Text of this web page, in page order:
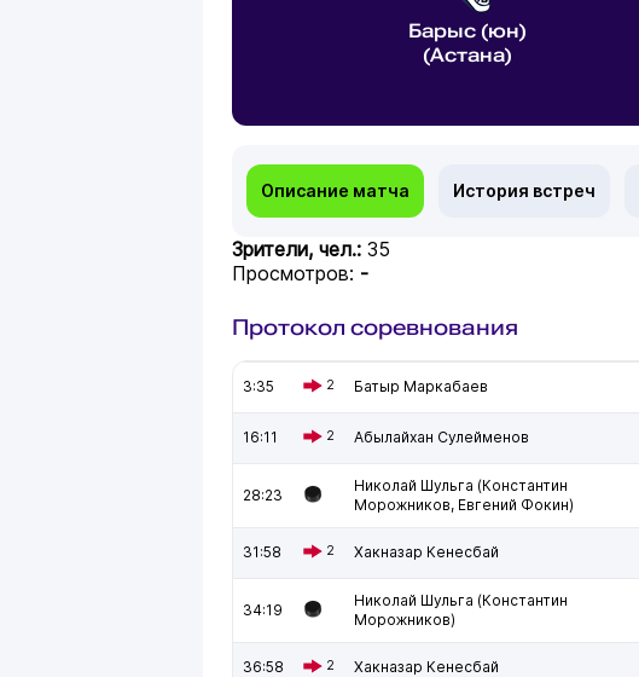
Барыс (юн)
(Астана)
Описание матча История встреч
Зрители, чел.: 35
Просмотров: -
Протокол соревнования
3:35 2 Батыр Маркабаев
16:11 2 Абылайхан Сулейменов
28:23
Николай Шульга (Константин
Морожников, Евгений Фокин)
31:58 2 Хакназар Кенесбай
34:19
Николай Шульга (Константин
Морожников)
36:58 2 Хакназар Кенесбай